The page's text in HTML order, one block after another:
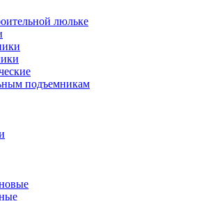
люльке
подъемникам